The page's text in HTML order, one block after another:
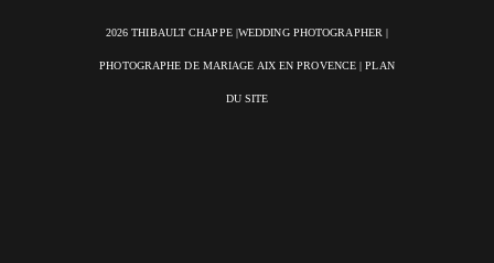
2026 THIBAULT CHAPPE |WEDDING PHOTOGRAPHER |
PHOTOGRAPHE DE MARIAGE AIX EN PROVENCE |PLAN
DU SITE